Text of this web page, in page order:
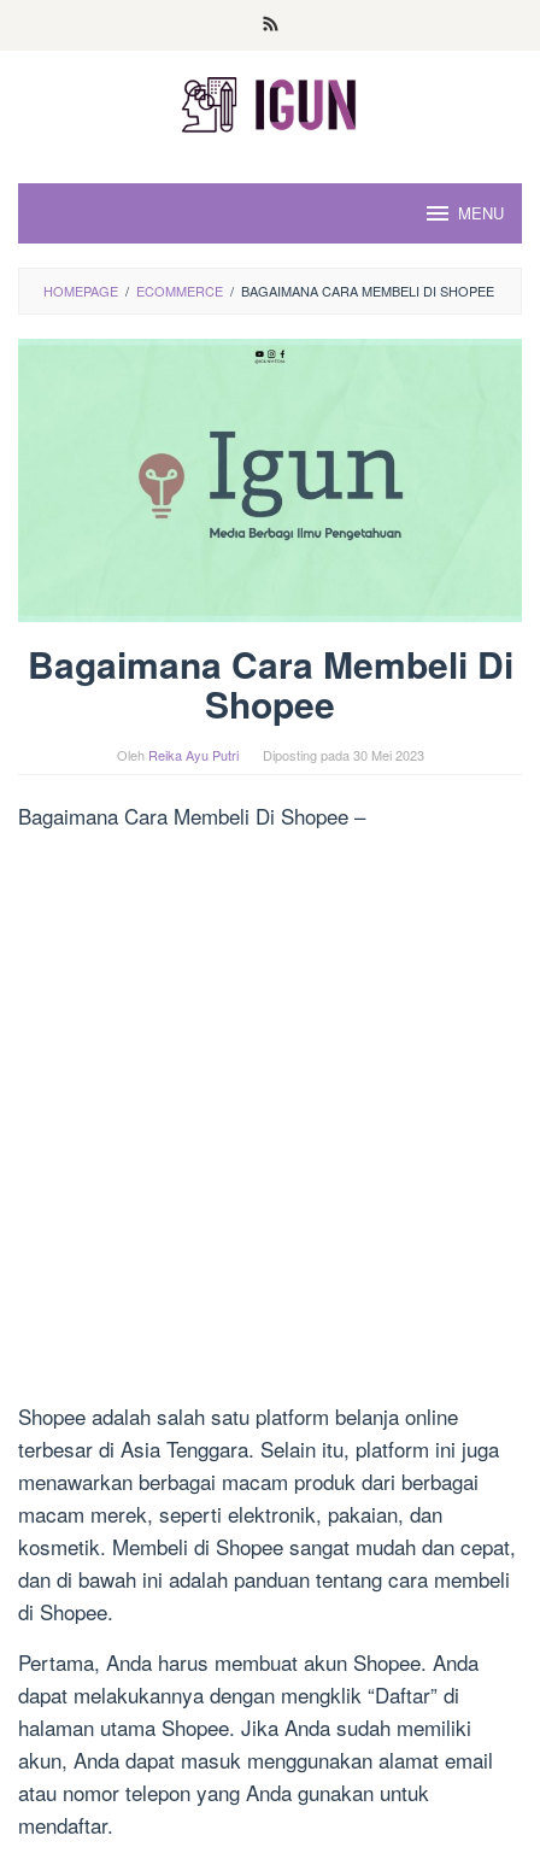
MENU
HOMEPAGE / ECOMMERCE / BAGAIMANA CARA MEMBELI DI SHOPEE
Bagaimana Cara Membeli Di
Shopee
Oleh Reika Ayu Putri Diposting pada 30 Mei 2023
Bagaimana Cara Membeli Di Shopee –
Shopee adalah salah satu platform belanja online
terbesar di Asia Tenggara. Selain itu, platform ini juga
menawarkan berbagai macam produk dari berbagai
macam merek, seperti elektronik, pakaian, dan
kosmetik. Membeli di Shopee sangat mudah dan cepat,
dan di bawah ini adalah panduan tentang cara membeli
di Shopee.
Pertama, Anda harus membuat akun Shopee. Anda
dapat melakukannya dengan mengklik “Daftar” di
halaman utama Shopee. Jika Anda sudah memiliki
akun, Anda dapat masuk menggunakan alamat email
atau nomor telepon yang Anda gunakan untuk
mendaftar.